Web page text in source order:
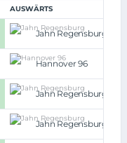
AUSWÄRTS
Jahn Regensburg
Hannover 96
Jahn Regensburg
Jahn Regensburg